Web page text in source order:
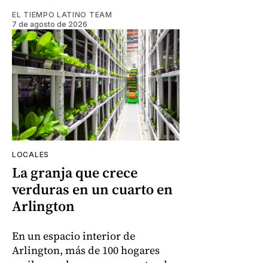
EL TIEMPO LATINO TEAM
7 de agosto de 2026
LOCALES
La granja que crece
verduras en un cuarto en
Arlington
En un espacio interior de
Arlington, más de 100 hogares